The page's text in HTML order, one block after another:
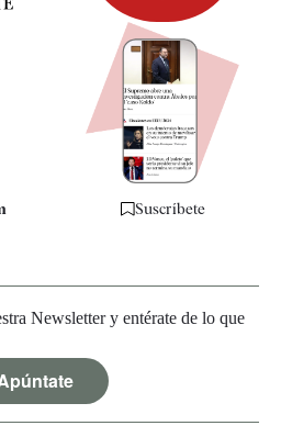
Suscríbete
Newsletter y entérate de lo que